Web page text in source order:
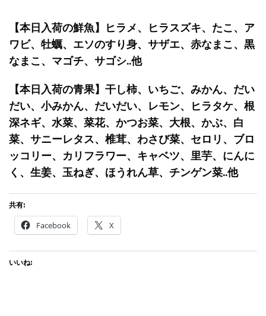
【本日入荷の鮮魚】ヒラメ、ヒラスズキ、たこ、ア
ワビ、牡蠣、エソのすり身、サザエ、赤なまこ、黒
なまこ、マゴチ、サゴシ..他
【本日入荷の青果】干し柿、いちご、みかん、だい
だい、小みかん、だいだい、レモン、ヒラタケ、根
深ネギ、水菜、菜花、かつお菜、大根、かぶ、白
菜、サニーレタス、椎茸、わさび菜、セロリ、ブロ
ッコリー、カリフラワー、キャベツ、里芋、にんに
く、生姜、玉ねぎ、ほうれん草、チンゲン菜..他
共有:
Facebook X
いいね: